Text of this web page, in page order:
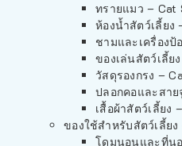
ทรายแมว – Cat
ห้องน้ำสัตว์เลี้ยง
ชามและเครื่องป้
ของเล่นสัตว์เลี้ย
วัสดุรองกรง –
ปลอกคอและสา
เสื้อผ้าสัตว์เลี้ยง
ของใช้สำหรับสัตว์เลี้ยง
โดมนอนและที่น